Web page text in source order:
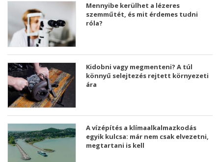
Mennyibe kerülhet a lézeres
szemműtét, és mit érdemes tudni
róla?
Kidobni vagy megmenteni? A túl
könnyű selejtezés rejtett környezeti
ára
A vízépítés a klímaalkalmazkodás
egyik kulcsa: már nem csak elvezetni,
megtartani is kell